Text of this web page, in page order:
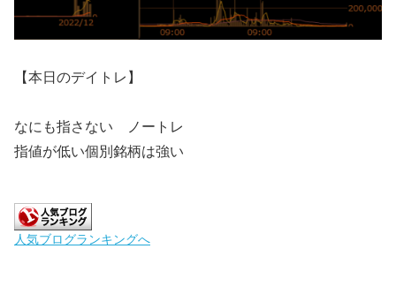
【本日のデイトレ】
なにも指さない ノートレ
指値が低い個別銘柄は強い
人気ブログランキングへ